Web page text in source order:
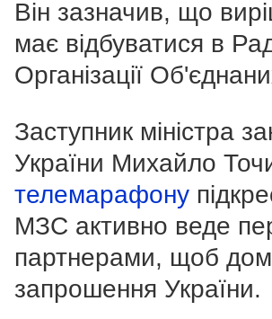
Він зазначив, що
має відбуватися в
Організації
Заступник міністра
України Михайло
телемарафону
МЗС активно веде
партнерами, щоб
запрошення України.